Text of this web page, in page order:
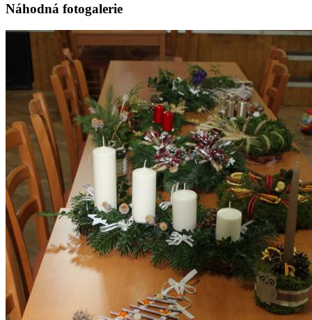
Náhodná fotogalerie